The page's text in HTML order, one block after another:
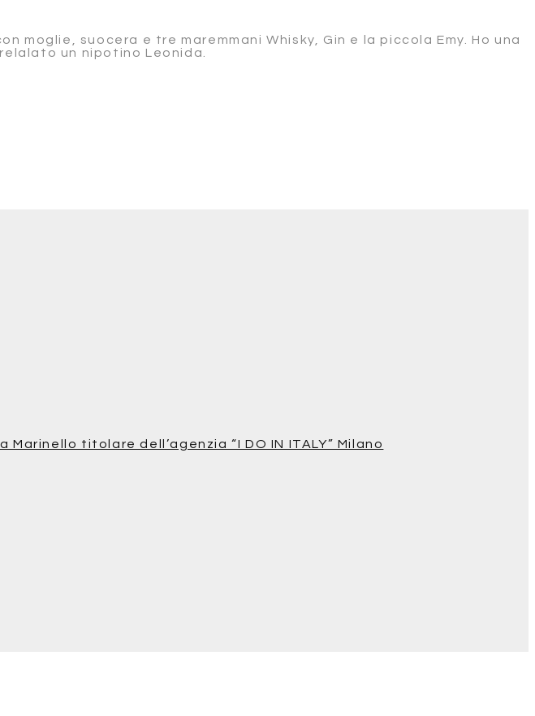
suocera e tre maremmani Whisky, Gin e la piccola Emy. Ho una
un nipotino Leonida.
titolare dell’agenzia “I DO IN ITALY” Milano